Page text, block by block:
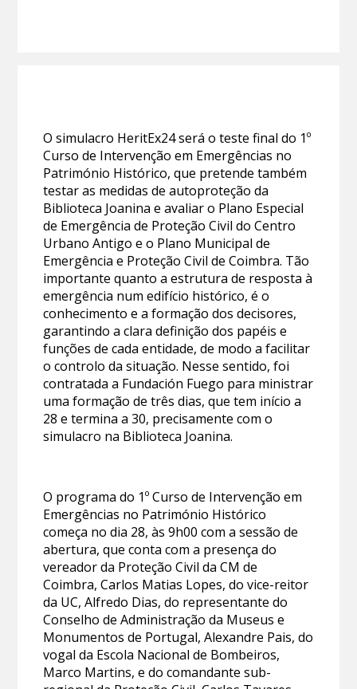
O simulacro HeritEx24 será o teste final do 1º
Curso de Intervenção em Emergências no
Património Histórico, que pretende também
testar as medidas de autoproteção da
Biblioteca Joanina e avaliar o Plano Especial
de Emergência de Proteção Civil do Centro
Urbano Antigo e o Plano Municipal de
Emergência e Proteção Civil de Coimbra. Tão
importante quanto a estrutura de resposta à
emergência num edifício histórico, é o
conhecimento e a formação dos decisores,
garantindo a clara definição dos papéis e
funções de cada entidade, de modo a facilitar
o controlo da situação. Nesse sentido, foi
contratada a Fundación Fuego para ministrar
uma formação de três dias, que tem início a
28 e termina a 30, precisamente com o
simulacro na Biblioteca Joanina.
O programa do 1º Curso de Intervenção em
Emergências no Património Histórico
começa no dia 28, às 9h00 com a sessão de
abertura, que conta com a presença do
vereador da Proteção Civil da CM de
Coimbra, Carlos Matias Lopes, do vice-reitor
da UC, Alfredo Dias, do representante do
Conselho de Administração da Museus e
Monumentos de Portugal, Alexandre Pais, do
vogal da Escola Nacional de Bombeiros,
Marco Martins, e do comandante sub-